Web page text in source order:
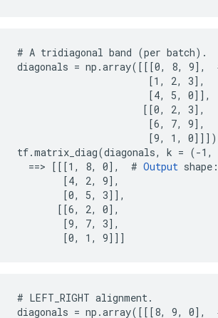
# A tridiagonal band (per batch).
diagonals = np.array([[[0, 8, 9],
                       [1, 2, 3],
                       [4, 5, 0]],
                      [[0, 2, 3],
                       [6, 7, 9],
                       [9, 1, 0]]])
tf.matrix_diag(diagonals, k = (-1,
  ==> [[[1, 8, 0],  #
Output
        [4, 2, 9],
        [0, 5, 3]],
       [[6, 2, 0],
        [9, 7, 3],
        [0, 1, 9]]]
# LEFT_RIGHT alignment.
diagonals = np.array([[[8, 9, 0],